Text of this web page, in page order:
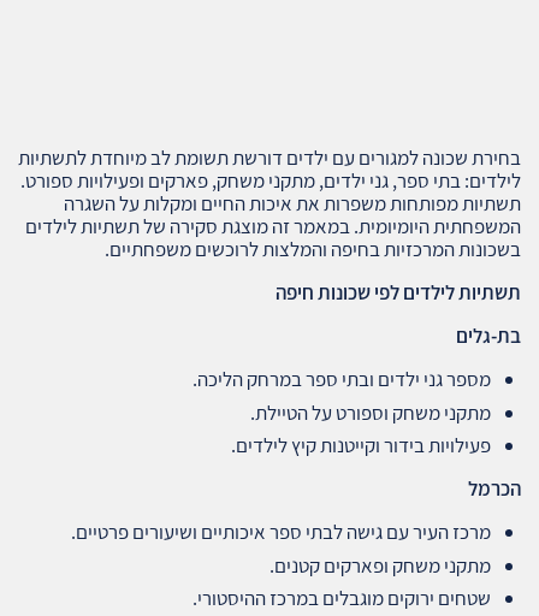
בחירת שכונה למגורים עם ילדים דורשת תשומת לב מיוחדת לתשתיות
לילדים: בתי ספר, גני ילדים, מתקני משחק, פארקים ופעילויות ספורט.
תשתיות מפותחות משפרות את איכות החיים ומקלות על השגרה
המשפחתית היומיומית. במאמר זה מוצגת סקירה של תשתיות לילדים
בשכונות המרכזיות בחיפה והמלצות לרוכשים משפחתיים.
תשתיות לילדים לפי שכונות חיפה
בת-גלים
מספר גני ילדים ובתי ספר במרחק הליכה.
מתקני משחק וספורט על הטיילת.
פעילויות בידור וקייטנות קיץ לילדים.
הכרמל
מרכז העיר עם גישה לבתי ספר איכותיים ושיעורים פרטיים.
מתקני משחק ופארקים קטנים.
שטחים ירוקים מוגבלים במרכז ההיסטורי.